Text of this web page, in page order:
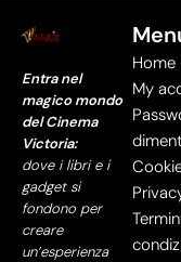
Entra nel
magico mondo
del Cinema
Victoria:
dove i libri e i
gadget si
fondono per
creare
un’esperienza
Home
My